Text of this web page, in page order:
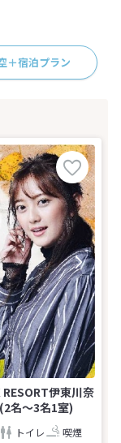
＋宿泊プラン
伊東川奈
名～3名1室)
トイレ 喫煙